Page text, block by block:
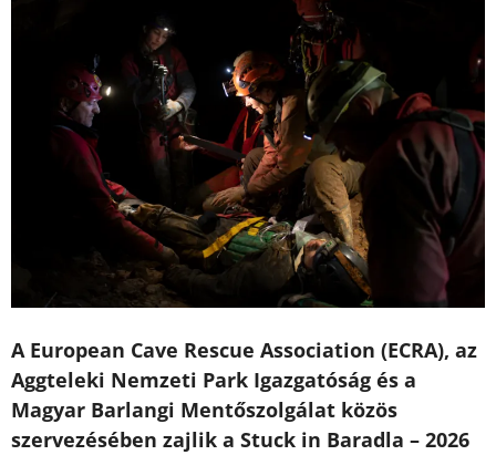
A European Cave Rescue Association (ECRA), az
Aggteleki Nemzeti Park Igazgatóság és a
Magyar Barlangi Mentőszolgálat közös
szervezésében zajlik a Stuck in Baradla – 2026